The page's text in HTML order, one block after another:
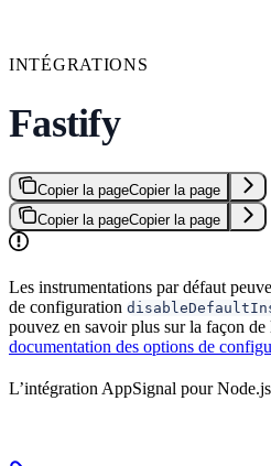
INTÉGRATIONS
Fastify
Copier la pageCopier la page
Copier la pageCopier la page
Les instrumentations par défaut
de configuration
pouvez en savoir plus sur la façon
documentation des options de
L’intégration AppSignal pour